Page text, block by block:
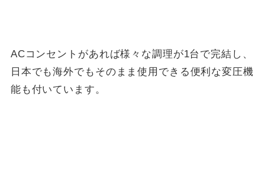
ACコンセントがあれば様々な調理が1台で完結し、
日本でも海外でもそのまま使用できる便利な変圧機
能も付いています。